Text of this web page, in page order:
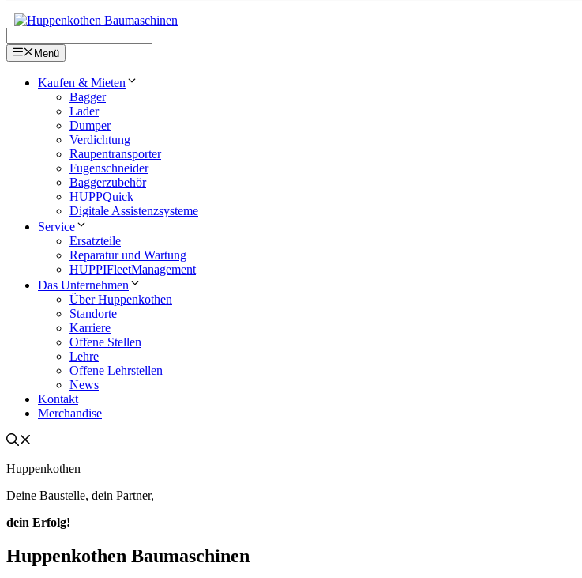
Menü
Kaufen & Mieten
Bagger
Lader
Dumper
Verdichtung
Raupentransporter
Fugenschneider
Baggerzubehör
HUPPQuick
Digitale Assistenzsysteme
Service
Ersatzteile
Reparatur und Wartung
HUPPIFleetManagement
Das Unternehmen
Über Huppenkothen
Standorte
Karriere
Offene Stellen
Lehre
Offene Lehrstellen
News
Kontakt
Merchandise
Huppenkothen
Deine Baustelle, dein Partner,
dein Erfolg!
Huppenkothen Baumaschinen